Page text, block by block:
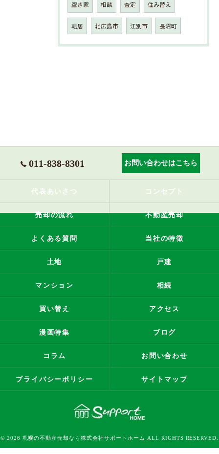
空き家 相談 査定 住み替え
転居 北広島市 江別市 長沼町
011-838-8301 お問い合わせはこちら
代表あいさつ コンセプト
売却の流れ 不動産売却
よくある質問 当社の特徴
土地 戸建
マンション 相続
買い替え アクセス
漫画特集 ブログ
コラム お問い合わせ
プライバシーポリシー サイトマップ
© 2026 札幌の不動産売却なら株式会社サポートホーム ALL RIGHTS RESERVED.